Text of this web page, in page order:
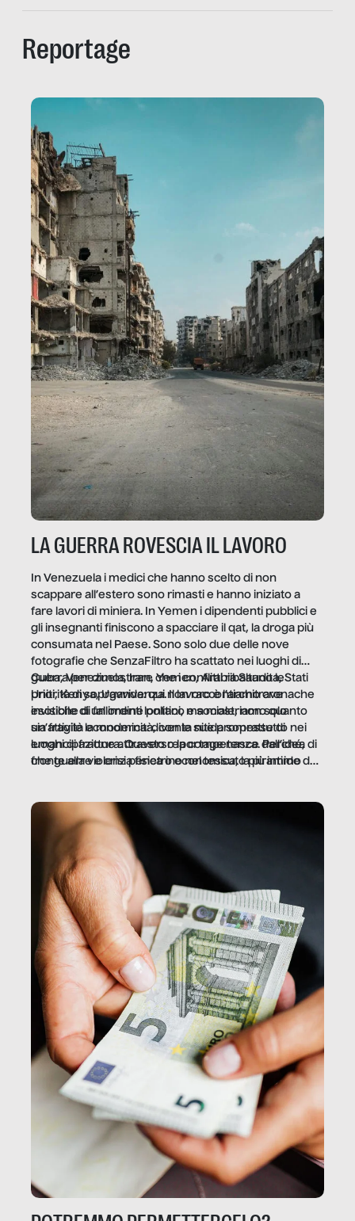
Reportage
LA GUERRA ROVESCIA IL LAVORO
In Venezuela i medici che hanno scelto di non
scappare all’estero sono rimasti e hanno iniziato a
fare lavori di miniera. In Yemen i dipendenti pubblici e
gli insegnanti finiscono a spacciare il qat, la droga più
consumata nel Paese. Sono solo due delle nove
fotografie che SenzaFiltro ha scattato nei luoghi di
guerra per dimostrare che i conflitti ribaltano le
priorità di sopravvivenza. Il lavoro è l’architrave
invisibile di un ordine politico e sociale, non solo
un’attività economica: diventa nitida soprattutto nei
luoghi di frattura. Questo reportage nasce dall’idea
che guerre e crisi penetrino nel tessuto più intimo
Cuba, Venezuela, Iran, Yemen, Arabia Saudita, Stati
Uniti, Kenya, Uganda: qui non raccontiamo cronache
esotiche di fallimenti lontani, ma mostriamo quanto
sia fragile la modernità, con le sue promesse di
emancipazione attraverso la competenza. Perché, di
fronte alla violenza fisica o economica, la piramide del